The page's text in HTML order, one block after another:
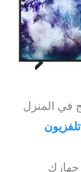
في المنزل
جهازك